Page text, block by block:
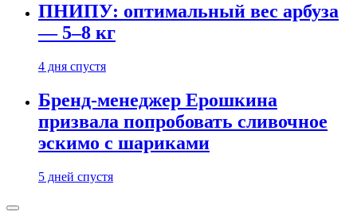
ПНИПУ: оптимальный вес арбуза
— 5–8 кг
4 дня спустя
Бренд-менеджер Ерошкина
призвала попробовать сливочное
эскимо с шариками
5 дней спустя